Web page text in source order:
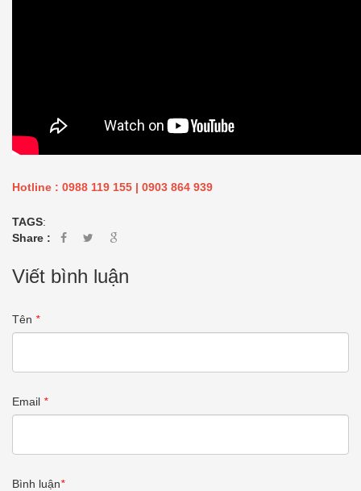
Hotline : 0988 119 155 | 0903 864 939
TAGS:
Share :
Viết bình luận
Tên *
Email *
Bình luận*